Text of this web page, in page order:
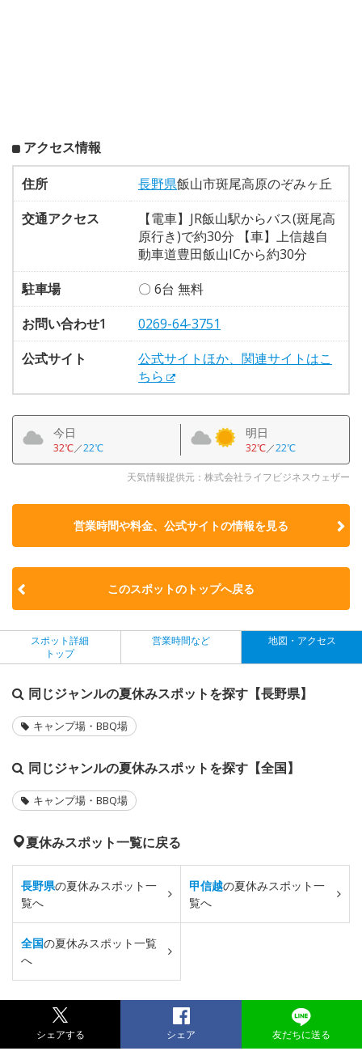
アクセス情報
住所 長野県飯山市斑尾高原のぞみヶ丘
交通アクセス
【電車】JR飯山駅からバス(斑尾高
原行き)で約30分 【車】上信越自
動車道豊田飯山ICから約30分
駐車場
〇 6台 無料
お問い合わせ1
0269-64-3751
公式サイト
公式サイトほか、関連サイトはこ
ちら
今日
32℃／22℃
明日
32℃／22℃
天気情報提供元：株式会社ライフビジネスウェザー
営業時間や料金、公式サイトの情報を見る
このスポットのトップへ戻る
スポット詳細
トップ
営業時間など 地図・アクセス
同じジャンルの夏休みスポットを探す【長野県】
キャンプ場・BBQ場
同じジャンルの夏休みスポットを探す【全国】
キャンプ場・BBQ場
夏休みスポット一覧に戻る
長野県の夏休みスポット一
覧へ
甲信越の夏休みスポット一
覧へ
全国の夏休みスポット一覧
へ
シェアする シェア 友だちに送る